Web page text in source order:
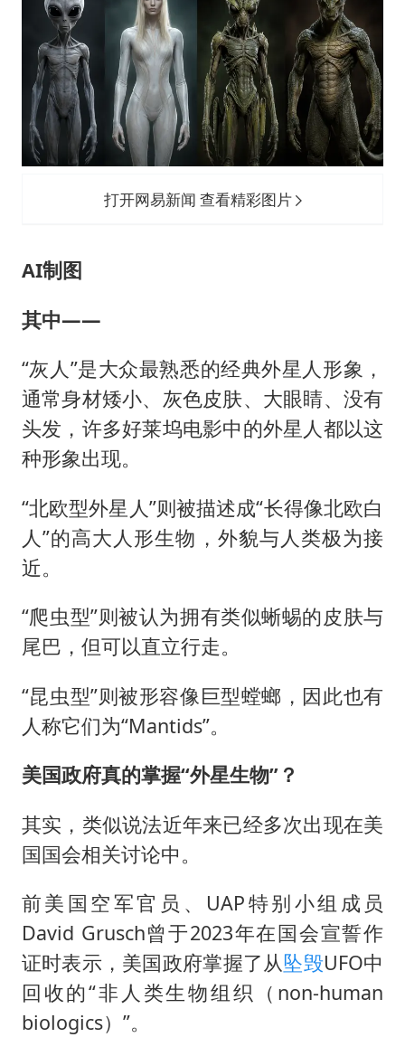
打开网易新闻 查看精彩图片
AI制图
其中——
“灰人”是大众最熟悉的经典外星人形象，
通常身材矮小、灰色皮肤、大眼睛、没有
头发，许多好莱坞电影中的外星人都以这
种形象出现。
“北欧型外星人”则被描述成“长得像北欧白
人”的高大人形生物，外貌与人类极为接
近。
“爬虫型”则被认为拥有类似蜥蜴的皮肤与
尾巴，但可以直立行走。
“昆虫型”则被形容像巨型螳螂，因此也有
人称它们为“Mantids”。
美国政府真的掌握“外星生物”？
其实，类似说法近年来已经多次出现在美
国国会相关讨论中。
前美国空军官员、UAP特别小组成员
David Grusch曾于2023年在国会宣誓作
证时表示，美国政府掌握了从坠毁UFO中
回收的“非人类生物组织（non-human
biologics）”。